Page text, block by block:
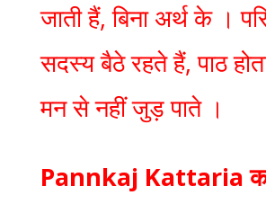
जाती हैं, बिना अर्थ के ।
सदस्य बैठे रहते हैं, पाठ
मन से नहीं जुड़ पाते ।
Pannkaj Kattaria